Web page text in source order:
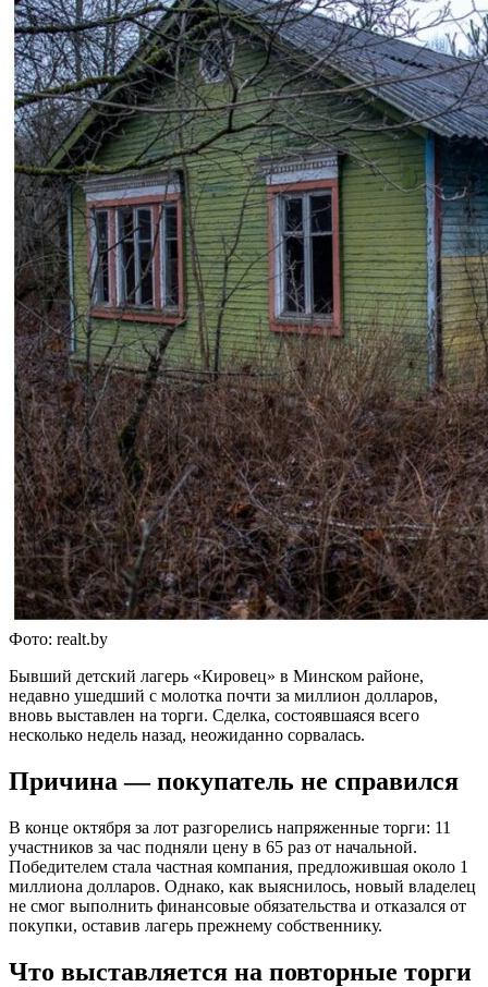
Фото: realt.by
Бывший детский лагерь «Кировец» в Минском районе,
недавно ушедший с молотка почти за миллион долларов,
вновь выставлен на торги. Сделка, состоявшаяся всего
несколько недель назад, неожиданно сорвалась.
Причина — покупатель не справился
В конце октября за лот разгорелись напряженные торги: 11
участников за час подняли цену в 65 раз от начальной.
Победителем стала частная компания, предложившая около 1
миллиона долларов. Однако, как выяснилось, новый владелец
не смог выполнить финансовые обязательства и отказался от
покупки, оставив лагерь прежнему собственнику.
Что выставляется на повторные торги